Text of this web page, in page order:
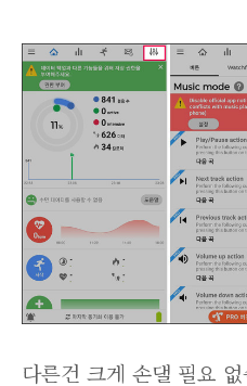
다른건 크게 손댈 필요